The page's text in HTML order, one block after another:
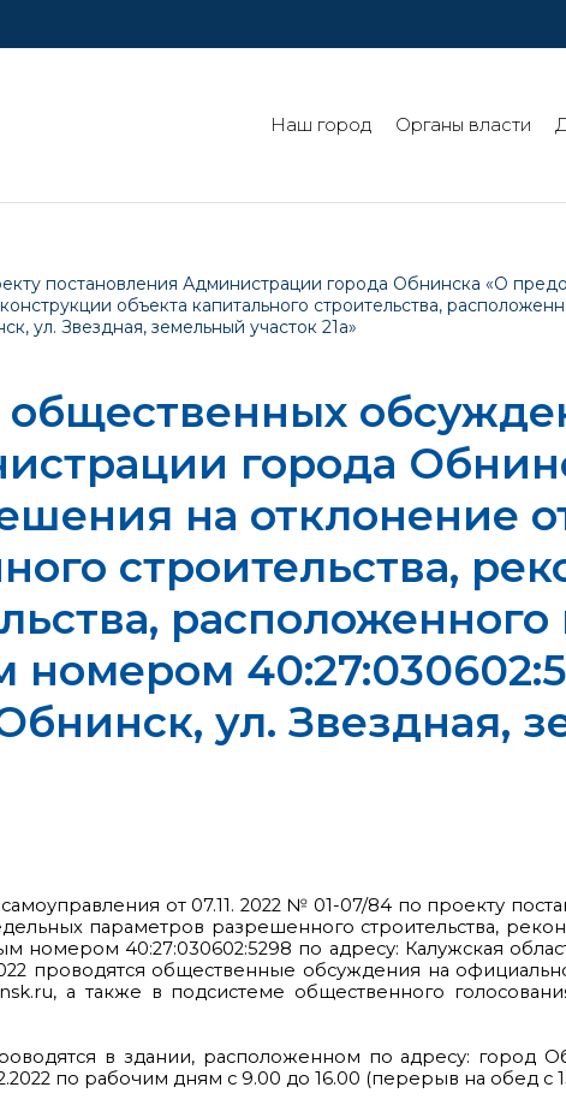
Наш город Органы власти
постановления Администрации города Обнинска «О
объекта капитального строительства,
ул. Звездная, земельный участок 21а»
города
на отклонение
строительства,
номером
ул. Звездная,
от 07.11. 2022 № 01-07/84 по проекту
параметров разрешенного строительства,
номером 40:27:030602:5298 по адресу: Калужская
проводятся общественные обсуждения на
а также в подсистеме общественного
в здании, расположенном по адресу: город
по рабочим дням с 9.00 до 16.00 (перерыв на обед с